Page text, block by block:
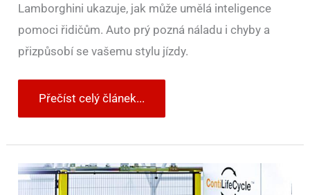
Lamborghini ukazuje, jak může umělá inteligence
pomoci řidičům. Auto prý pozná náladu i chyby a
přizpůsobí se vašemu stylu jízdy.
Přečíst celý článek...
Kontaktní
plocha